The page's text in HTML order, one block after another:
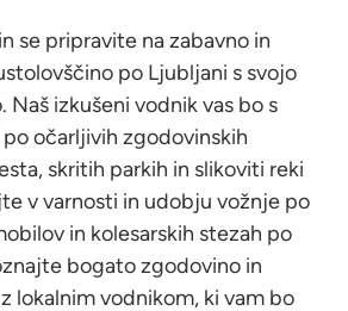
se pripravite na zabavno in
po Ljubljani s svojo
Naš izkušeni vodnik vas bo s
očarljivih zgodovinskih
skritih parkih in slikoviti reki
v varnosti in udobju vožnje po
in kolesarskih stezah po
bogato zgodovino in
lokalnim vodnikom, ki vam bo